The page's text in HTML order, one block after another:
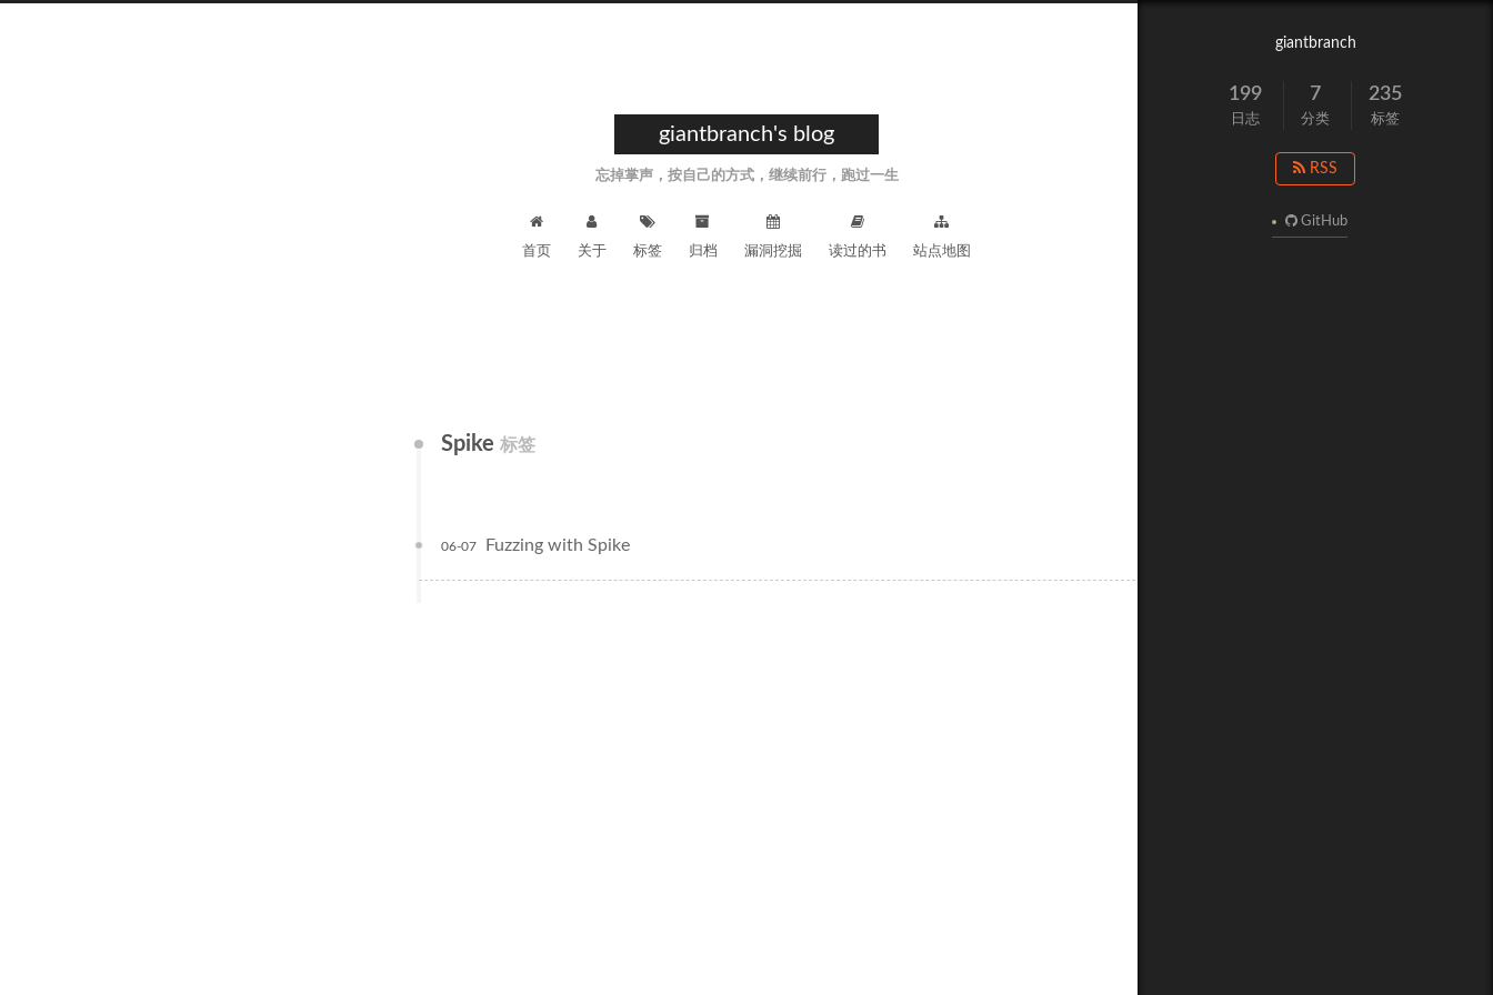
giantbranch's blog
忘掉掌声，按自己的方式，继续前行，跑过一生
首页 关于 标签 归档 漏洞挖掘 读过的书 站点地图
Spike 标签
Fuzzing with Spike
06-07
giantbranch
199
日志
7
分类
235
标签
RSS
GitHub